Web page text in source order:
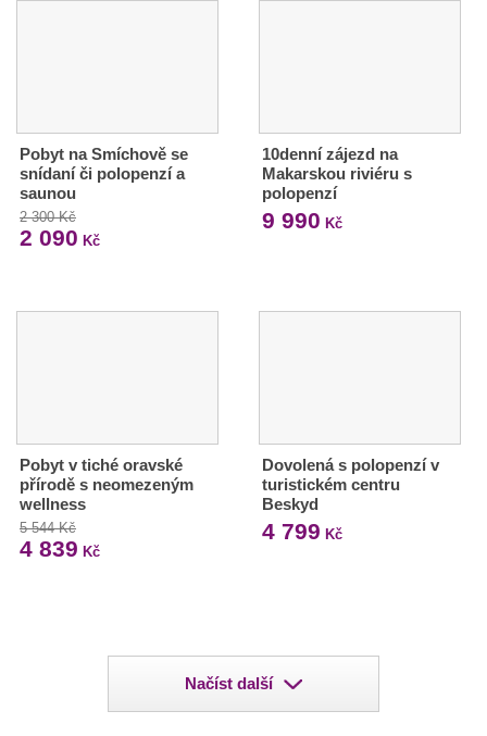
Pobyt na Smíchově se
snídaní či polopenzí a
saunou
2 300 Kč
2 090 Kč
10denní zájezd na
Makarskou riviéru s
polopenzí
9 990 Kč
Pobyt v tiché oravské
přírodě s neomezeným
wellness
5 544 Kč
4 839 Kč
Dovolená s polopenzí v
turistickém centru
Beskyd
4 799 Kč
Načíst další